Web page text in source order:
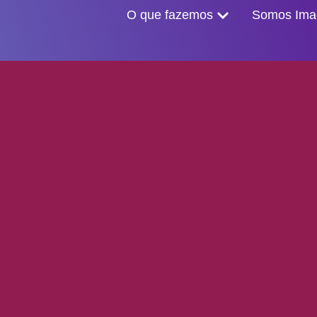
O que fazemos Somos